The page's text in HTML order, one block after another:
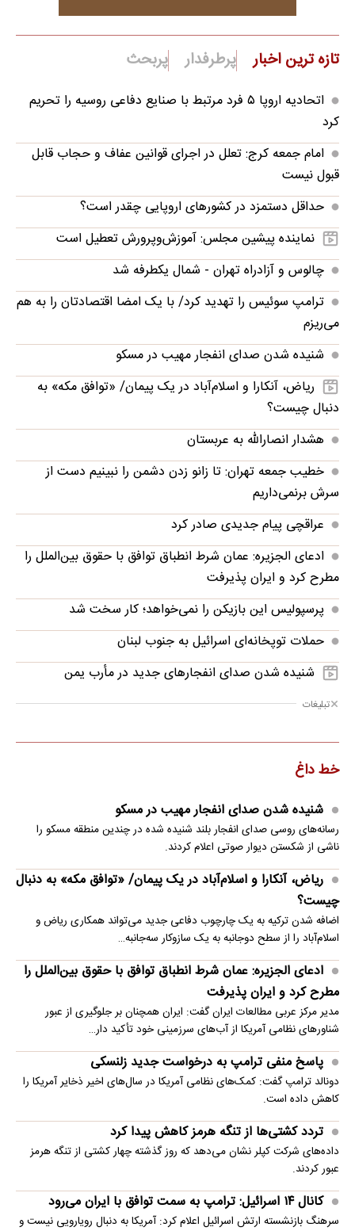
تازه ترین اخبار پرطرفدار پربحث
اتحادیه اروپا ۵ فرد مرتبط با صنایع دفاعی روسیه را تحریم
کرد
امام جمعه کرج: تعلل در اجرای قوانین عفاف و حجاب قابل
قبول نیست
حداقل دستمزد در کشورهای اروپایی چقدر است؟
نماینده پیشین مجلس: آموزش‌وپرورش تعطیل است
چالوس و آزادراه تهران - شمال یکطرفه شد
ترامپ سوئیس را تهدید کرد/ با یک امضا اقتصادتان را به هم
می‌ریزم
شنیده شدن صدای انفجار مهیب در مسکو
ریاض، آنکارا و اسلام‌آباد در یک پیمان/ «توافق مکه» به
دنبال چیست؟
هشدار انصارالله به عربستان
خطیب جمعه تهران: تا زانو زدن دشمن را نبینیم دست از
سرش برنمی‌داریم
عراقچی پیام جدیدی صادر کرد
ادعای الجزیره: عمان شرط انطباق توافق با حقوق بین‌الملل را
مطرح کرد و ایران پذیرفت
پرسپولیس این بازیکن را نمی‌خواهد؛ کار سخت شد
حملات توپخانه‌ای اسرائیل به جنوب لبنان
شنیده شدن صدای انفجارهای جدید در مأرب یمن
تبلیغات
خط داغ
شنیده شدن صدای انفجار مهیب در مسکو
رسانه‌های روسی صدای انفجار بلند شنیده شده در چندین منطقه مسکو را
ناشی از شکستن دیوار صوتی اعلام کردند.
ریاض، آنکارا و اسلام‌آباد در یک پیمان/ «توافق مکه» به دنبال
چیست؟
اضافه شدن ترکیه به یک چارچوب دفاعی جدید می‌تواند همکاری ریاض و
اسلام‌آباد را از سطح دوجانبه به یک سازوکار سه‌جانبه…
ادعای الجزیره: عمان شرط انطباق توافق با حقوق بین‌الملل را
مطرح کرد و ایران پذیرفت
مدیر مرکز عربی مطالعات ایران گفت: ایران همچنان بر جلوگیری از عبور
شناورهای نظامی آمریکا از آب‌های سرزمینی خود تأکید دار…
پاسخ منفی ترامپ به درخواست جدید زلنسکی
دونالد ترامپ گفت: کمک‌های نظامی آمریکا در سال‌های اخیر ذخایر آمریکا را
کاهش داده است.
تردد کشتی‌ها از تنگه هرمز کاهش پیدا کرد
داده‌های شرکت کپلر نشان می‌دهد که روز گذشته چهار کشتی از تنگه هرمز
عبور کردند.
کانال ۱۴ اسرائیل: ترامپ به سمت توافق با ایران می‌رود
سرهنگ بازنشسته ارتش اسرائیل اعلام کرد: آمریکا به دنبال رویارویی نیست و